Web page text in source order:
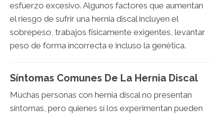
esfuerzo excesivo. Algunos factores que aumentan
el riesgo de sufrir una hernia discal incluyen el
sobrepeso, trabajos físicamente exigentes, levantar
peso de forma incorrecta e incluso la genética.
Síntomas Comunes De La Hernia Discal
Muchas personas con hernia discal no presentan
síntomas, pero quienes sí los experimentan pueden